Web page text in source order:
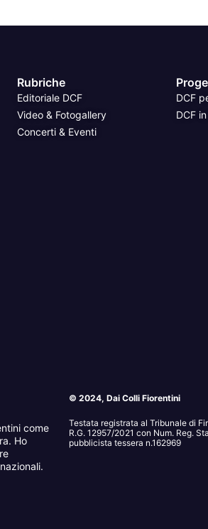
Rubriche
Editoriale DCF
Video & Fotogallery
Concerti & Eventi
DCF
DCF
come
Ho
© 2024, Dai Colli Fiorentini
Testata registrata al Tribunale di
R.G. 12957/2021 con Num. Reg.
pubblicista tessera n.162969